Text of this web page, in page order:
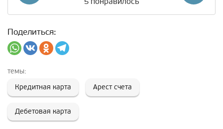
Поделиться:
темы:
Кредитная карта
Арест счета
Дебетовая карта